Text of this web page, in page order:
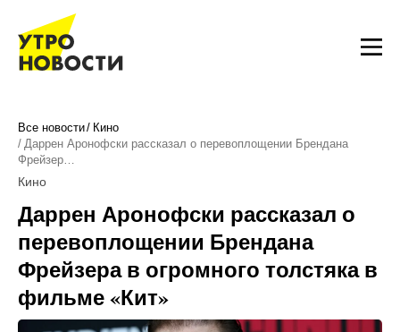
Все новости
Кино
Даррен Аронофски рассказал о перевоплощении Брендана
Фрейзер…
Кино
Даррен Аронофски рассказал о
перевоплощении Брендана
Фрейзера в огромного толстяка в
фильме «Кит»